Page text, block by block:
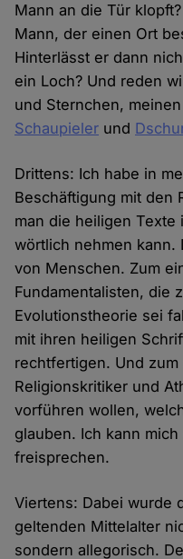
Mann an die Tür
Mann, der einen Ort
Hinterlässt er dann
ein Loch? Und reden
und Sternchen,
Schaupieler und
Drittens: Ich habe in
Beschäftigung mit den
man die heiligen
wörtlich nehmen kann.
von Menschen. Zum
Fundamentalisten, die
Evolutionstheorie sei
mit ihren heiligen
rechtfertigen. Und
Religionskritiker und
vorführen wollen,
glauben. Ich kann
freisprechen.
Viertens: Dabei wurde
geltenden Mittelalter
sondern allegorisch.